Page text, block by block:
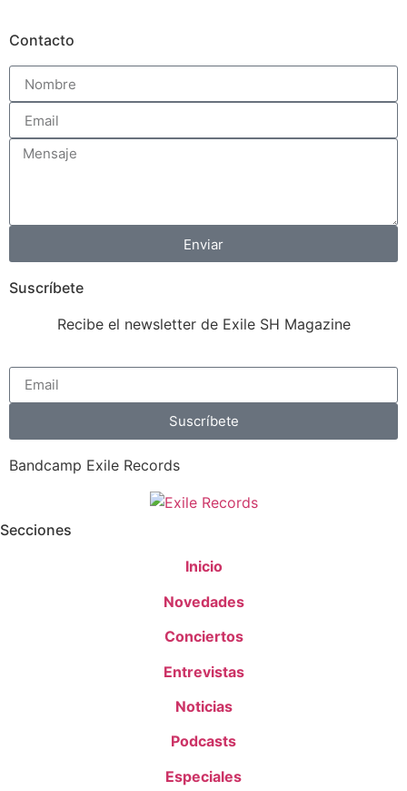
Contacto
Enviar
Suscríbete
Recibe el newsletter de Exile SH Magazine
Suscríbete
Bandcamp Exile Records
Secciones
Inicio
Novedades
Conciertos
Entrevistas
Noticias
Podcasts
Especiales